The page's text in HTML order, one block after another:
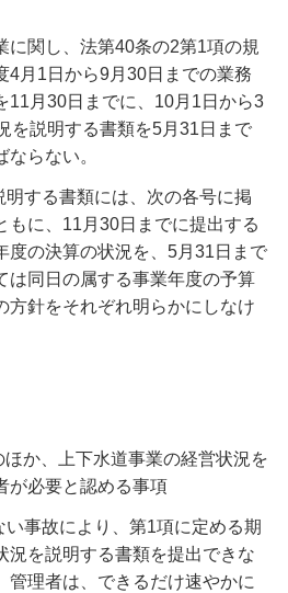
に関し、法第40条の2第1項の規
4月1日から9月30日までの業務
11月30日までに、10月1日から3
を説明する書類を5月31日まで
らない。
する書類には、次の各号に掲
もに、11月30日までに提出する
度の決算の状況を、5月31日まで
は同日の属する事業年度の予算
方針をそれぞれ明らかにしなけ
か、上下水道事業の経営状況を
が必要と認める事項
事故により、第1項に定める期
況を説明する書類を提出できな
管理者は、できるだけ速やかに